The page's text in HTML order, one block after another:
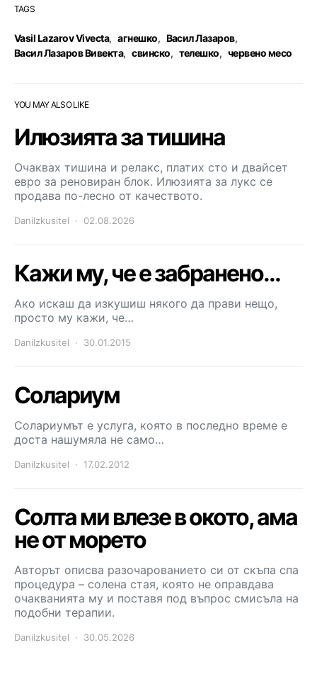
TAGS
Vasil Lazarov Vivecta, агнешко, Васил Лазаров,
Васил Лазаров Вивекта, свинско, телешко, червено месо
YOU MAY ALSO LIKE
Илюзията за тишина
Очаквах тишина и релакс, платих сто и двайсет
евро за реновиран блок. Илюзията за лукс се
продава по-лесно от качеството.
DaniIzkusitel 02.08.2026
Кажи му, че е забранено…
Ако искаш да изкушиш някого да прави нещо,
просто му кажи, че…
DaniIzkusitel 30.01.2015
Солариум
Солариумът е услуга, която в последно време е
доста нашумяла не само…
DaniIzkusitel 17.02.2012
Солта ми влезе в окото, ама
не от морето
Авторът описва разочарованието си от скъпа спа
процедура – солена стая, която не оправдава
очакванията му и поставя под въпрос смисъла на
подобни терапии.
DaniIzkusitel 30.05.2026